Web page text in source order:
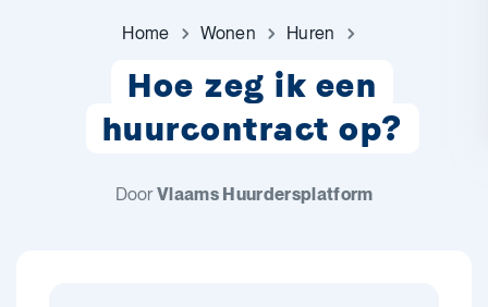
Home Wonen Huren
Hoe zeg ik een
huurcontract op?
DoorVlaams Huurdersplatform